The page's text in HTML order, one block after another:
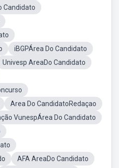
Candidato
iBGPÁrea Do Candidato
Univesp AreaDo Candidato
Area Do CandidatoRedaçao
VunespÁrea Do Candidato
AFA AreaDo Candidato